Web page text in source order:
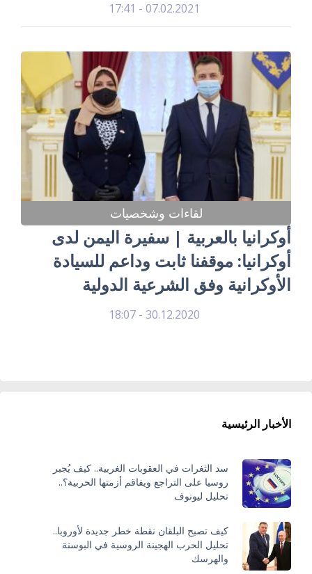
07.02.2021 - 17:41
لقاءات وشخصيات
أوكرانيا بالعربية | سفيرة اليمن لدى
أوكرانيا: موقفنا ثابت وداعم للسيادة
الأوكرانية وفق الشرعية الدولية
30.12.2020 - 18:07
الأخبار الرئيسية
سد الثغرات في العقوبات الغربية.. كيف يُجبر
روسيا على التراجع ويفاقم أزمتها الحربية؟..
تحليل ليونوف
كيف تصبح البلقان نقطة خطر جديدة لأوروبا..
تحليل الحرب الهجينة الروسية في البوسنة
والهرسك